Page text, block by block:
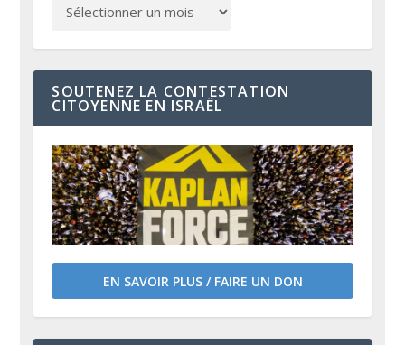
SOUTENEZ LA CONTESTATION
CITOYENNE EN ISRAËL
EN SAVOIR PLUS / FAIRE UN DON